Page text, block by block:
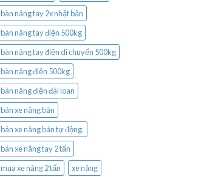
bàn nâng tay 2x nhật bản
bàn nâng tay điện 500kg
bàn nâng tay điện di chuyển 500kg
bàn nâng điện 500kg
bàn nâng điện đài loan
bán xe nâng bàn
bán xe nâng bán tự động.
bán xe nâng tay 2 tấn
mua xe nâng 2 tấn
xe nâng